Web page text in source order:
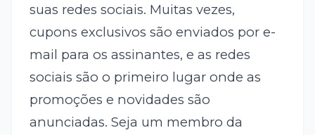
suas redes sociais. Muitas vezes,
cupons exclusivos são enviados por e-
mail para os assinantes, e as redes
sociais são o primeiro lugar onde as
promoções e novidades são
anunciadas. Seja um membro da